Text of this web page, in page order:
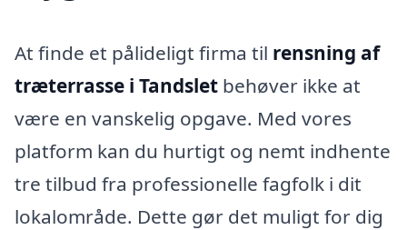
At finde et pålideligt firma til rensning af
træterrasse i Tandslet behøver ikke at
være en vanskelig opgave. Med vores
platform kan du hurtigt og nemt indhente
tre tilbud fra professionelle fagfolk i dit
lokalområde. Dette gør det muligt for dig